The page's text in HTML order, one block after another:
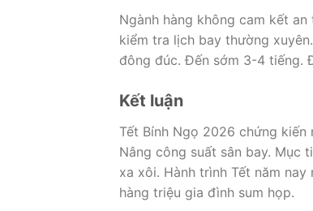
Ngành hàng không cam kết
kiểm tra lịch bay thường
đông đúc. Đến sớm 3-4 tiếng.
Kết luận
Tết Bính Ngọ 2026 chứng kiến
Nâng công suất sân bay. Mục
xa xôi. Hành trình Tết năm
hàng triệu gia đình sum họp.